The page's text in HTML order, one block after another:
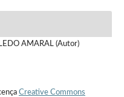
AMARAL (Autor)
Creative Commons